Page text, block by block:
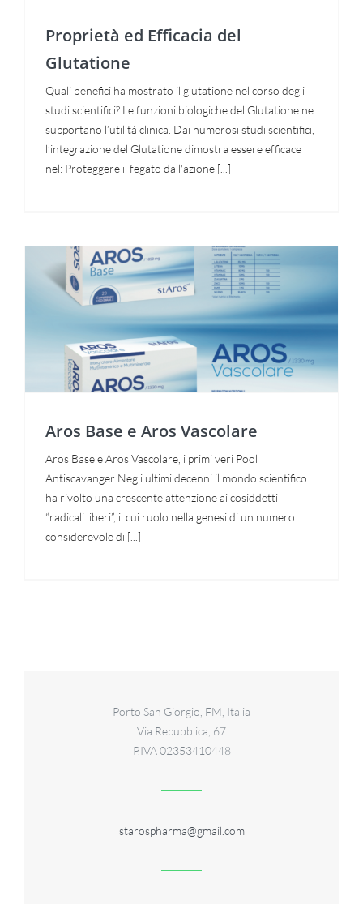
Proprietà ed Efficacia del
Glutatione
Quali benefici ha mostrato il glutatione nel corso degli
studi scientifici? Le funzioni biologiche del Glutatione ne
supportano l’utilità clinica. Dai numerosi studi scientifici,
l’integrazione del Glutatione dimostra essere efficace
nel: Proteggere il fegato dall'azione [...]
Aros Base e Aros Vascolare
Aros Base e Aros Vascolare
Aros Base e Aros Vascolare, i primi veri Pool
Antiscavanger Negli ultimi decenni il mondo scientifico
ha rivolto una crescente attenzione ai cosiddetti
“radicali liberi”, il cui ruolo nella genesi di un numero
considerevole di [...]
Porto San Giorgio, FM, Italia
Via Repubblica, 67
P.IVA 02353410448
starospharma@gmail.com
Esperienza
una
esperienza
di
navigazione
sul nostro
sito
alcune
funzioni del
sito non
saranno
disponibili.
Marketing
Condividendo i
tuoi interessi e
mentre visiti il
aumenti le
possibilità di
vedere
contenuti e
offerte